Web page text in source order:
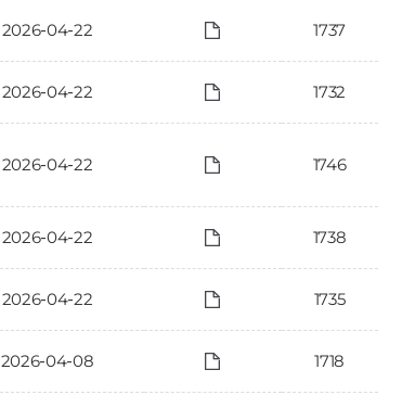
2026-04-22 1737
2026-04-22 1732
2026-04-22 1746
2026-04-22 1738
2026-04-22 1735
2026-04-08 1718